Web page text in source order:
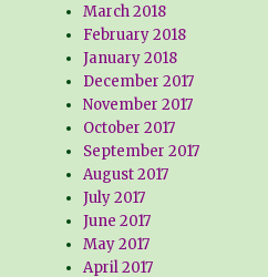
March 2018
February 2018
January 2018
December 2017
November 2017
October 2017
September 2017
August 2017
July 2017
June 2017
May 2017
April 2017